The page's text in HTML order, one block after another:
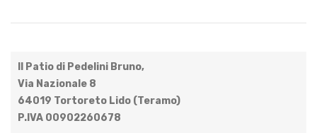
Il Patio di Pedelini Bruno,
Via Nazionale 8
64019 Tortoreto Lido (Teramo)
P.IVA 00902260678